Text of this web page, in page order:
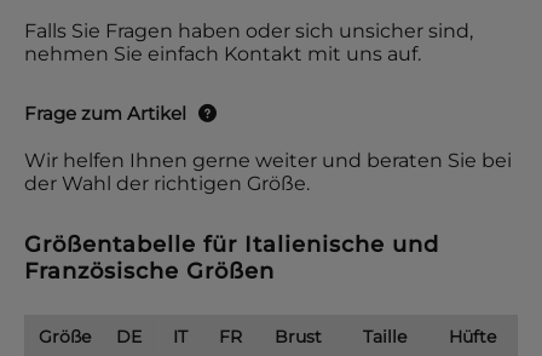
Falls Sie Fragen haben oder sich unsicher sind,
nehmen Sie einfach Kontakt mit uns auf.
Frage zum Artikel
Wir helfen Ihnen gerne weiter und beraten Sie bei
der Wahl der richtigen Größe.
Größentabelle für Italienische und
Französische Größen
Größe DE IT FR Brust Taille
Hüfte